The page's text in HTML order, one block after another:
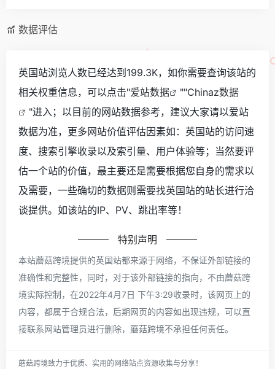
数据评估
英国站浏览人数已经达到199.3K，如你需要查询该站的
相关权重信息，可以点击"爱站数据 ""Chinaz数据
"进入；以目前的网站数据参考，建议大家请以爱站
数据为准，更多网站价值评估因素如：英国站的访问速
度、搜索引擎收录以及索引量、用户体验等；当然要评
估一个站的价值，最主要还是需要根据您自身的需求以
及需要，一些确切的数据则需要找英国站的站长进行洽
谈提供。如该站的IP、PV、跳出率等！
特别声明
本站蘑菇跨境提供的英国站都来源于网络，不保证外部链接的
准确性和完整性，同时，对于该外部链接的指向，不由蘑菇跨
境实际控制，在2022年4月7日 下午3:29收录时，该网页上的
内容，都属于合规合法，后期网页的内容如出现违规，可以直
接联系网站管理员进行删除，蘑菇跨境不承担任何责任。
蘑菇跨境致力于优质、实用的网络站点资源收集与分享！